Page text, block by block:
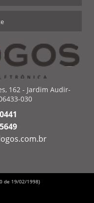
162 - Jardim Audir-
030
de 19/02/1998)